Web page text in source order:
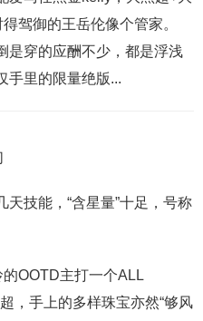
驾御的王岳伦像个管家。
是穿的应酬不少，都是浮浅
手里的限量绝版...
技能，“含星量”十足，号称
的OOTD主打一个ALL
，手上的多样珠宝亦然“够风